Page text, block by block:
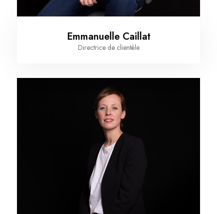
Emmanuelle Caillat
Directrice de clientèle